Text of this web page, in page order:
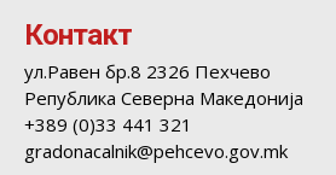
Контакт
ул.Равен бр.8 2326 Пехчево
Република Северна Македонија
+389 (0)33 441 321
gradonacalnik@pehcevo.gov.mk